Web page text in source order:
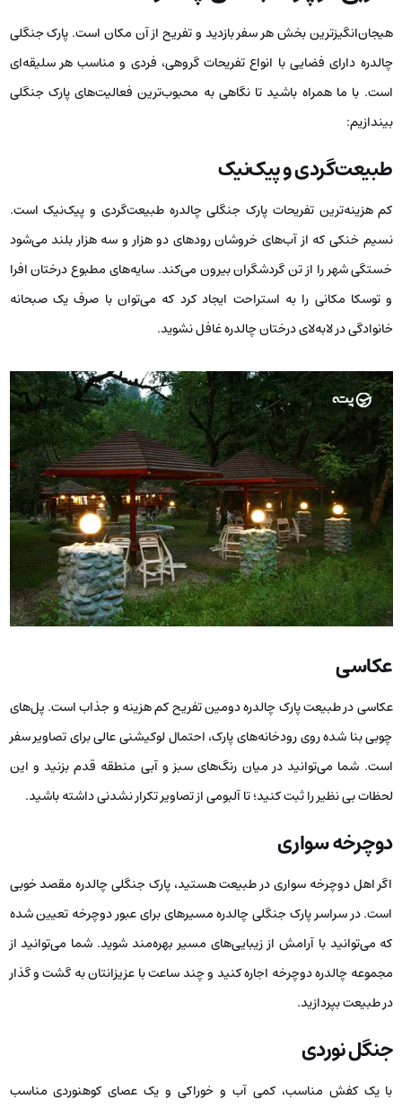
هیجان‌انگیزترین بخش هر سفر بازدید و تفریح از آن مکان است. پارک جنگلی
چالدره دارای فضایی با انواع تفریحات گروهی، فردی و مناسب هر سلیقه‌ای
است. با ما همراه باشید تا نگاهی به محبوب‌ترین فعالیت‌های پارک جنگلی
بیندازیم:
طبیعت‌گردی و پیک‌نیک
کم هزینه‌ترین تفریحات پارک جنگلی چالدره طبیعت‌گردی و پیک‌نیک است.
نسیم خنکی که از آب‌های خروشان رودهای دو هزار و سه هزار بلند می‌شود
خستگی شهر را از تن گردشگران بیرون می‌کند. سایه‌های مطبوع درختان افرا
و توسکا مکانی را به استراحت ایجاد کرد که می‌توان با صرف یک صبحانه
خانوادگی در لابه‌لای درختان چالدره غافل نشوید.
عکاسی
عکاسی در طبیعت پارک چالدره دومین تفریح کم هزینه و جذاب است. پل‌های
چوبی بنا شده روی رودخانه‌های پارک، احتمال لوکیشنی عالی برای تصاویر سفر
است. شما می‌توانید در میان رنگ‌های سبز و آبی منطقه قدم بزنید و این
لحظات بی نظیر را ثبت کنید؛ تا آلبومی از تصاویر تکرار نشدنی داشته باشید.
دوچرخه سواری
اگر اهل دوچرخه سواری در طبیعت هستید، پارک جنگلی چالدره مقصد خوبی
است. در سراسر پارک جنگلی چالدره مسیرهای برای عبور دوچرخه تعیین شده
که می‌توانید با آرامش از زیبایی‌های مسیر بهره‌مند شوید. شما می‌توانید از
مجموعه چالدره دوچرخه اجاره کنید و چند ساعت با عزیزانتان به گشت و گذار
در طبیعت بپردازید.
جنگل نوردی
با یک کفش مناسب، کمی آب و خوراکی و یک عصای کوهنوردی مناسب